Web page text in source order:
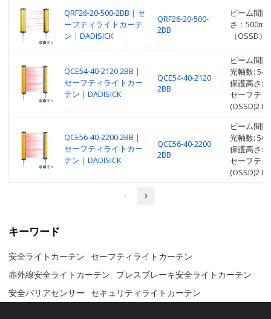
QRF26-20-500-2BB｜セ
ーフティライトカーテ
ン｜DADISICK
QRF26-20-500-
2BB
ビーム間
さ：
（OSSD）
QCE54-40-2120 2BB｜
セーフティライトカー
テン｜DADISICK
QCE54-40-2120
2BB
ビーム間
光軸数: 54
保護高さ:
セーフテ
(OSSD)2
QCE56-40-2200 2BB｜
セーフティライトカー
テン｜DADISICK
QCE56-40-2200
2BB
ビーム間
光軸数: 56
保護高さ:
セーフテ
(OSSD)2
キーワード
安全ライトカーテン
セーフティライトカーテン
赤外線安全ライトカーテン
プレスブレーキ安全ライトカーテン
安全バリアセンサー
セキュリティライトカーテン